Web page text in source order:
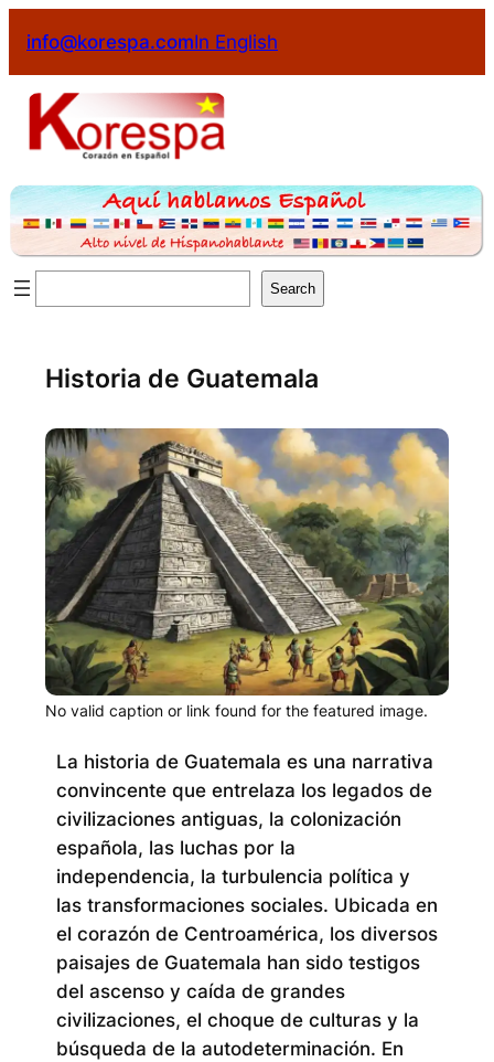
info@korespa.comIn English
Search
Historia de Guatemala
No valid caption or link found for the featured image.
La historia de Guatemala es una narrativa
convincente que entrelaza los legados de
civilizaciones antiguas, la colonización
española, las luchas por la
independencia, la turbulencia política y
las transformaciones sociales. Ubicada en
el corazón de Centroamérica, los diversos
paisajes de Guatemala han sido testigos
del ascenso y caída de grandes
civilizaciones, el choque de culturas y la
búsqueda de la autodeterminación. En